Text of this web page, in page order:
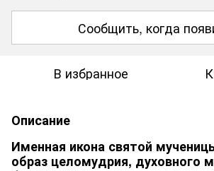
Сообщить, когда
В избранное
Описание
Именная икона святой
образ целомудрия, духовного